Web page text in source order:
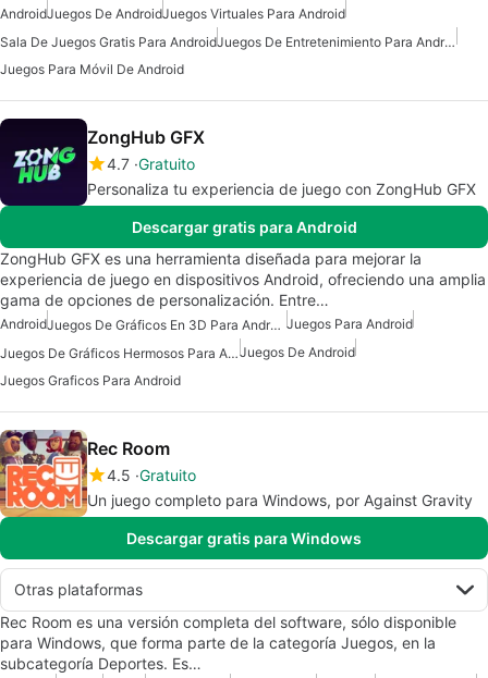
AndroidJuegos De AndroidJuegos Virtuales Para Android
Sala De Juegos Gratis Para Android
Juegos De Entretenimiento Para Android
Juegos Para Móvil De Android
ZongHub GFX
4.7 Gratuito
Personaliza tu experiencia de juego con ZongHub GFX
Descargar gratis para Android
ZongHub GFX es una herramienta diseñada para mejorar la
experiencia de juego en dispositivos Android, ofreciendo una amplia
gama de opciones de personalización. Entre…
Android Juegos De Gráficos En 3D Para Android Juegos Para Android
Juegos De Gráficos Hermosos Para AndroidJuegos De Android
Juegos Graficos Para Android
Rec Room
4.5 Gratuito
Un juego completo para Windows, por Against Gravity
Descargar gratis para Windows
Otras plataformas
Rec Room es una versión completa del software, sólo disponible
para Windows, que forma parte de la categoría Juegos, en la
subcategoría Deportes. Es…